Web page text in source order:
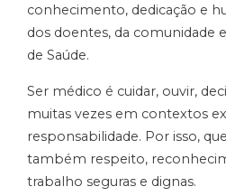
conhecimento, dedicação e
dos doentes, da comunidade
de Saúde.
Ser médico é cuidar, ouvir,
muitas vezes em contextos
responsabilidade. Por isso,
também respeito,
trabalho seguras e dignas.